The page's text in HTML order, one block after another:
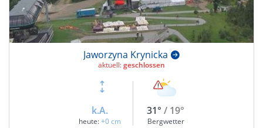
Jaworzyna Krynicka
aktuell:geschlossen
k.A.
heute:+0 cm
31° / 19°
Bergwetter